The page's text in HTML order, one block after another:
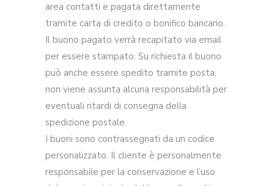
area contatti e pagata direttamente
tramite carta di credito o bonifico bancario.
Il buono pagato verrà recapitato via email
per essere stampato. Su richiesta il buono
può anche essere spedito tramite posta,
non viene assunta alcuna responsabilità per
eventuali ritardi di consegna della
spedizione postale.
I buoni sono contrassegnati da un codice
personalizzato. Il cliente è personalmente
responsabile per la conservazione e l’uso